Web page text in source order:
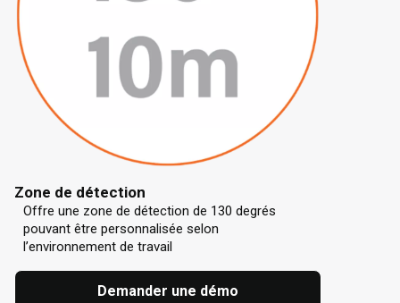
Zone de détection
Offre une zone de détection de 130 degrés
pouvant être personnalisée selon
l’environnement de travail
Demander une démo